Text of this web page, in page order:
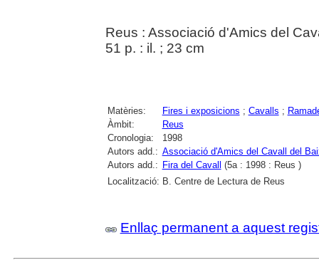
Reus : Associació d'Amics del
51 p. : il. ; 23 cm
Matèries: Fires i exposicions ; Cavalls ;
Àmbit:
Reus
Cronologia:
1998
Autors add.: Associació d'Amics del Cavall del
Autors add.: Fira del Cavall (5a : 1998 : Reus )
Localització: B. Centre de Lectura de Reus
Enllaç permanent a aquest